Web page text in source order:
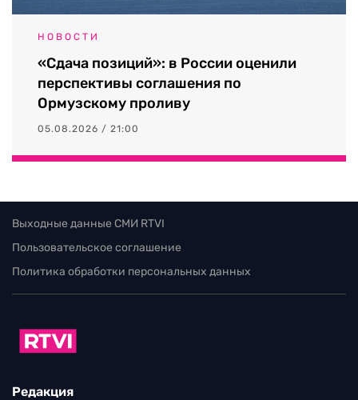
НОВОСТИ
«Сдача позиций»: в России оценили
перспективы соглашения по
Ормузскому проливу
05.08.2026 / 21:00
Выходные данные СМИ RTVI
Пользовательское соглашение
Политика обработки персональных данных
Редакция